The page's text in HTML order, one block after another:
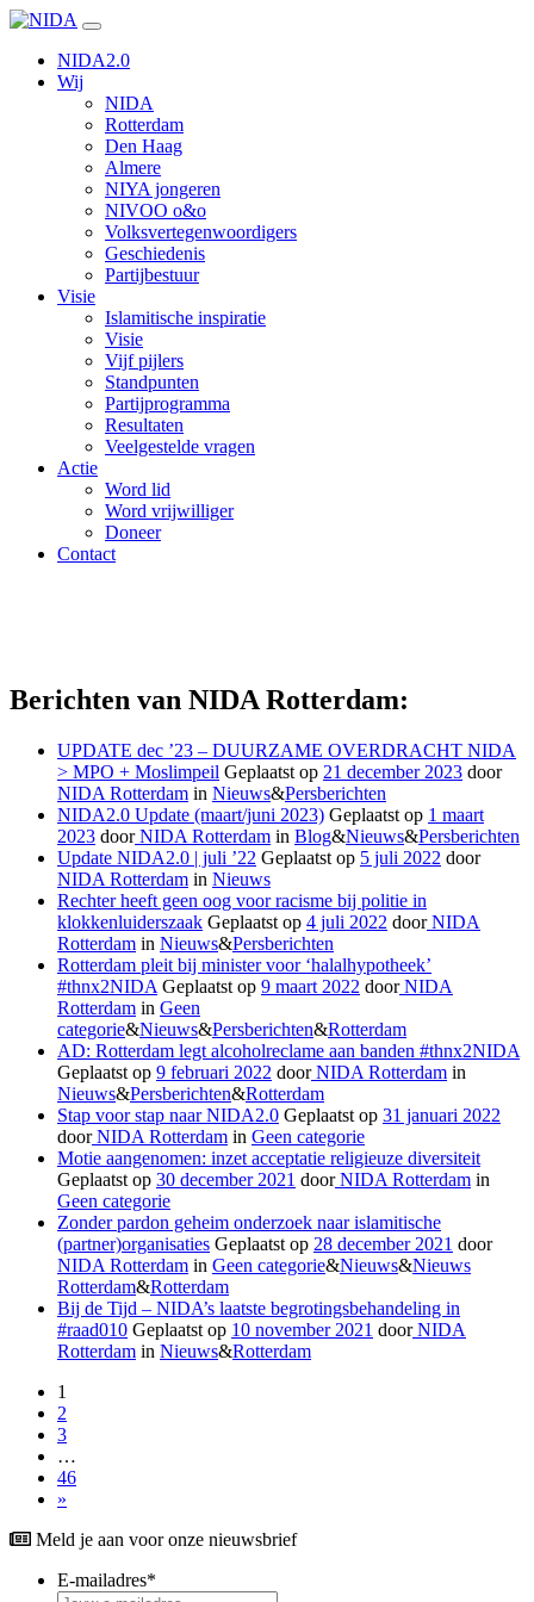
Ga
inhoudNIDA2.0
Wij
NIDA
Rotterdam
Den Haag
Almere
NIYA jongeren
NIVOO o&o
Volksvertegenwoordigers
Geschiedenis
Partijbestuur
Visie
Islamitische inspiratie
Visie
Vijf pijlers
Standpunten
Partijprogramma
Resultaten
Veelgestelde vragen
Actie
Word lid
Word vrijwilliger
Doneer
Contact
Berichten van NIDA Rotterdam:
UPDATE dec ’23 – DUURZAME OVERDRACHT NIDA
> MPO + Moslimpeil Geplaatst op 21 december 2023 door
NIDA Rotterdam in Nieuws&Persberichten
NIDA2.0 Update (maart/juni 2023) Geplaatst op 1 maart
2023 doorNIDA Rotterdam in Blog&Nieuws&Persberichten
Update NIDA2.0 | juli ’22 Geplaatst op 5 juli 2022 door
NIDA Rotterdam in Nieuws
Rechter heeft geen oog voor racisme bij politie in
klokkenluiderszaak Geplaatst op 4 juli 2022 doorNIDA
Rotterdam in Nieuws&Persberichten
Rotterdam pleit bij minister voor ‘halalhypotheek’
#thnx2NIDA Geplaatst op 9 maart 2022 doorNIDA
Rotterdam in Geen
categorie&Nieuws&Persberichten&Rotterdam
AD: Rotterdam legt alcoholreclame aan banden #thnx2NIDA
Geplaatst op 9 februari 2022 doorNIDA Rotterdam in
Nieuws&Persberichten&Rotterdam
Stap voor stap naar NIDA2.0 Geplaatst op 31 januari 2022
doorNIDA Rotterdam in Geen categorie
Motie aangenomen: inzet acceptatie religieuze diversiteit
Geplaatst op 30 december 2021 doorNIDA Rotterdam in
Geen categorie
Zonder pardon geheim onderzoek naar islamitische
(partner)organisaties Geplaatst op 28 december 2021 door
NIDA Rotterdam in Geen categorie&Nieuws&Nieuws
Rotterdam&Rotterdam
Bij de Tijd – NIDA’s laatste begrotingsbehandeling in
#raad010 Geplaatst op 10 november 2021 doorNIDA
Rotterdam in Nieuws&Rotterdam
1
2
3
…
46
»
Meld je aan voor onze nieuwsbrief
E-mailadres*